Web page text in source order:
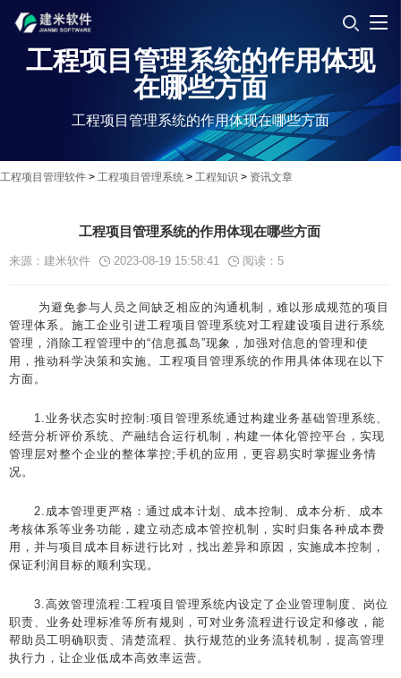
工程项目管理系统的作用体现
在哪些方面
工程项目管理系统的作用体现在哪些方面
工程项目管理软件 > 工程项目管理系统 > 工程知识 > 资讯文章
工程项目管理系统的作用体现在哪些方面
来源：建米软件 2023-08-19 15:58:41 阅读： 5
为避免参与人员之间缺乏相应的沟通机制，难以形成规范的项目
管理体系。施工企业引进工程项目管理系统对工程建设项目进行系统
管理，消除工程管理中的“信息孤岛”现象，加强对信息的管理和使
用，推动科学决策和实施。工程项目管理系统的作用具体体现在以下
方面。
1.业务状态实时控制:项目管理系统通过构建业务基础管理系统、
经营分析评价系统、产融结合运行机制，构建一体化管控平台，实现
管理层对整个企业的整体掌控;手机的应用，更容易实时掌握业务情
况。
2.成本管理更严格：通过成本计划、成本控制、成本分析、成本
考核体系等业务功能，建立动态成本管控机制，实时归集各种成本费
用，并与项目成本目标进行比对，找出差异和原因，实施成本控制，
保证利润目标的顺利实现。
3.高效管理流程:工程项目管理系统内设定了企业管理制度、岗位
职责、业务处理标准等所有规则，可对业务流程进行设定和修改，能
帮助员工明确职责、清楚流程、执行规范的业务流转机制，提高管理
执行力，让企业低成本高效率运营。